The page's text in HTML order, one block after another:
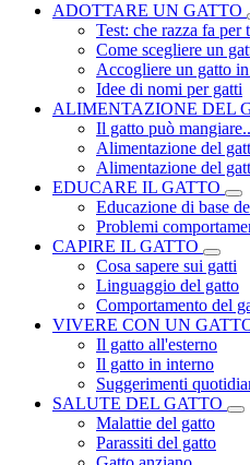
ADOTTARE UN GATTO
Test: che razza fa per
Come scegliere un
Accogliere un gatto
Idee di nomi per gatti
ALIMENTAZIONE DEL
Il gatto può
Alimentazione del
Alimentazione del
EDUCARE IL GATTO
Educazione di base
Problemi
CAPIRE IL GATTO
Cosa sapere sui gatti
Linguaggio del gatto
Comportamento del
VIVERE CON UN
Il gatto all'esterno
Il gatto in interno
Suggerimenti
SALUTE DEL GATTO
Malattie del gatto
Parassiti del gatto